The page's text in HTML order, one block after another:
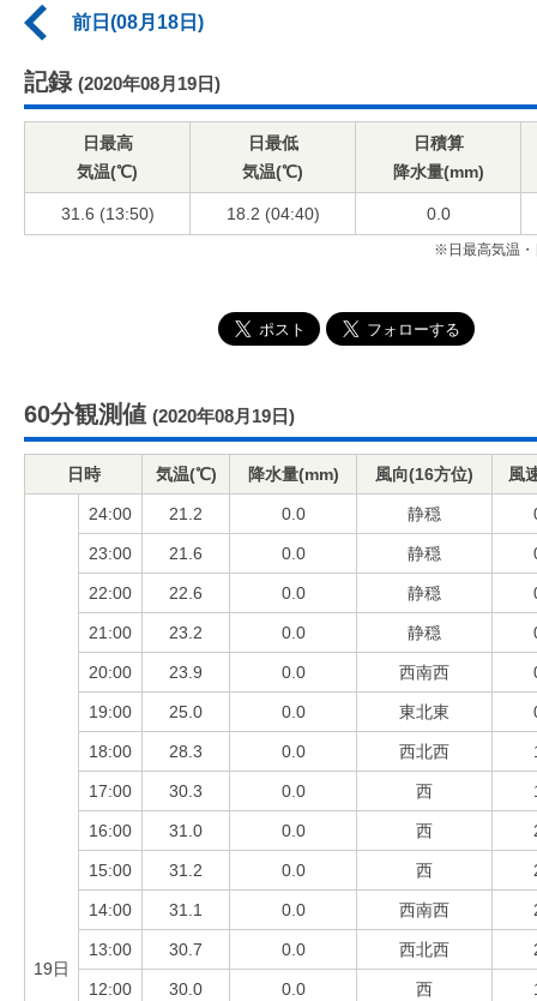
前日(08月18日)
記録 (2020年08月19日)
日最高
気温(℃)
日最低
気温(℃)
日積算
降水量(mm)
31.6 (13:50) 18.2 (04:40) 0.0
※日最高気温・
60分観測値 (2020年08月19日)
日時 気温(℃) 降水量(mm) 風向(16方位) 風
19日
24:00 21.2 0.0 静穏
23:00 21.6 0.0 静穏
22:00 22.6 0.0 静穏
21:00 23.2 0.0 静穏
20:00 23.9 0.0 西南西
19:00 25.0 0.0 東北東
18:00 28.3 0.0 西北西
17:00 30.3 0.0 西
16:00 31.0 0.0 西
15:00 31.2 0.0 西
14:00 31.1 0.0 西南西
13:00 30.7 0.0 西北西
12:00 30.0 0.0 西